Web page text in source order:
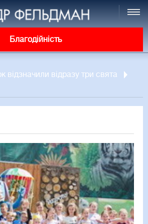
Благодійність
відзначили відразу три свята